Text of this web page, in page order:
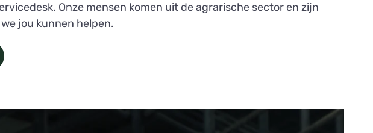
Onze mensen komen uit de agrarische sector en zijn
jou kunnen helpen.